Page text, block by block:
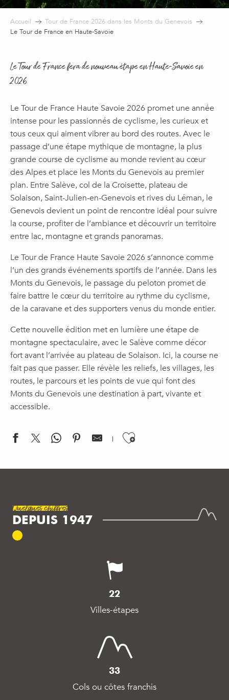
Accueil
Tour de France 2026 dans les Monts du Genevois
Le Tour de France en Haute-Savoie
Le Tour de France fera de nouveau étape en Haute-Savoie en
2026
Le Tour de France Haute Savoie 2026 promet une année
intense pour les passionnés de cyclisme, les curieux et
tous ceux qui aiment vibrer au bord des routes. Avec le
passage d’une étape mythique de montagne, la plus
grande course de cyclisme au monde revient au cœur
des Alpes et place les Monts du Genevois au premier
plan. Entre Salève, col de la Croisette, plateau de
Solaison, Saint-Julien-en-Genevois et rives du Léman, le
Genevois devient un point de rencontre idéal pour suivre
la course, profiter de l’ambiance et découvrir un territoire
entre lac, montagne et grands panoramas.
Le Tour de France Haute Savoie 2026 s’annonce comme
l’un des grands événements sportifs de l’année. Dans les
Monts du Genevois, le passage du peloton promet de
faire battre le cœur du territoire au rythme du cyclisme,
de la caravane et des supporters venus du monde entier.
Cette nouvelle édition met en lumière une étape de
montagne spectaculaire, avec le Salève comme décor
fort avant l’arrivée au plateau de Solaison. Ici, la course ne
fait pas que passer. Elle révèle les reliefs, les villages, les
routes, le parcours et les points de vue qui font des
Monts du Genevois une destination à part, vivante et
accessible.
Ajouter aux
Quelques chiffres
DEPUIS 1947
22
Villes-étapes
33
Cols ou côtes franchis